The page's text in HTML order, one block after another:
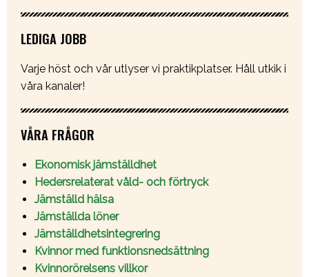
LEDIGA JOBB
Varje höst och vår utlyser vi praktikplatser. Håll utkik i
våra kanaler!
VÅRA FRÅGOR
Ekonomisk jämställdhet
Hedersrelaterat våld- och förtryck
Jämställd hälsa
Jämställda löner
Jämställdhetsintegrering
Kvinnor med funktionsnedsättning
Kvinnorörelsens villkor